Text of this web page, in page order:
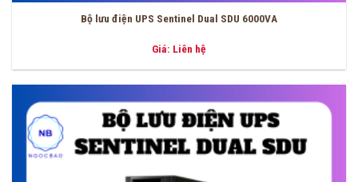
Bộ lưu điện UPS Sentinel Dual SDU 6000VA
Giá: Liên hệ